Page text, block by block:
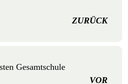
ZURÜCK
Gesamtschule
VOR